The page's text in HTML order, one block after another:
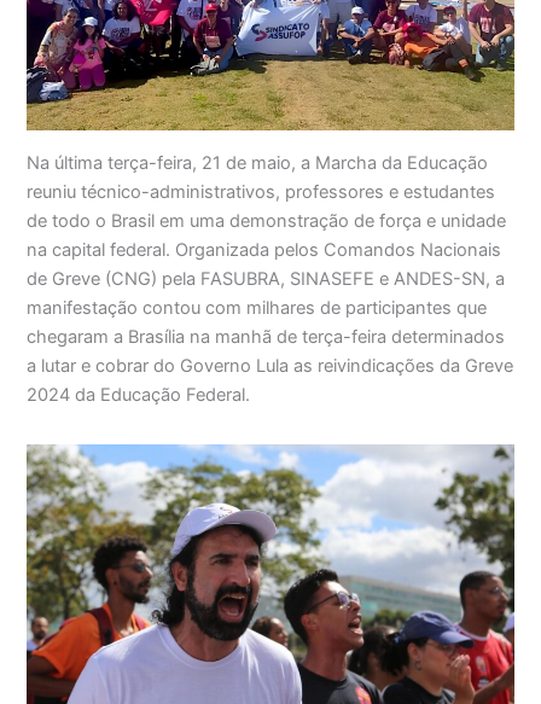
Na última terça-feira, 21 de maio, a Marcha da Educação
reuniu técnico-administrativos, professores e estudantes
de todo o Brasil em uma demonstração de força e unidade
na capital federal. Organizada pelos Comandos Nacionais
de Greve (CNG) pela FASUBRA, SINASEFE e ANDES-SN, a
manifestação contou com milhares de participantes que
chegaram a Brasília na manhã de terça-feira determinados
a lutar e cobrar do Governo Lula as reivindicações da Greve
2024 da Educação Federal.